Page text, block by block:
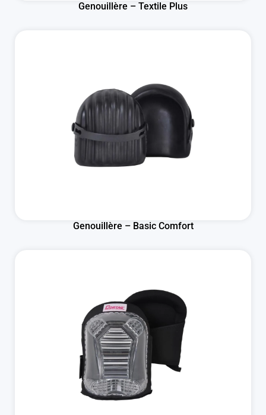
Genouillère – Textile Plus
Genouillère – Basic Comfort